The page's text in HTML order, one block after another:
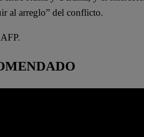
al arreglo” del conflicto.